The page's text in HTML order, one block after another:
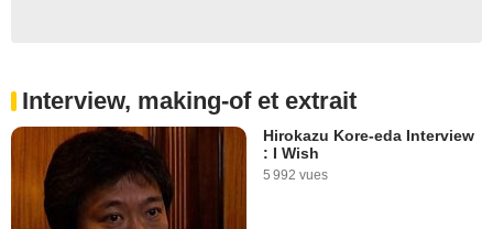
Interview, making-of et extrait
Hirokazu Kore-eda Interview
: I Wish
5 992 vues